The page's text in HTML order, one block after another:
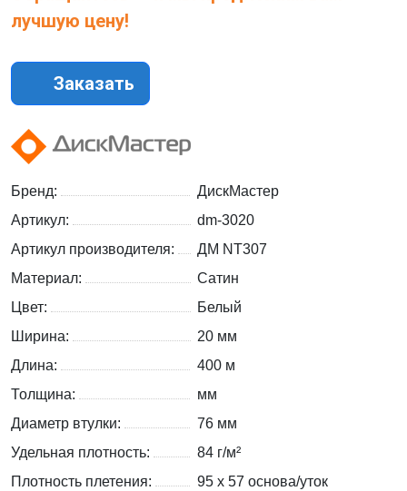
лучшую цену!
Заказать
Бренд:
ДискМастер
Артикул:
dm-3020
Артикул производителя:
ДМ NT307
Материал:
Сатин
Цвет:
Белый
Ширина:
20 мм
Длина:
400 м
Толщина:
мм
Диаметр втулки:
76 мм
Удельная плотность:
84 г/м²
Плотность плетения:
95 х 57 основа/уток